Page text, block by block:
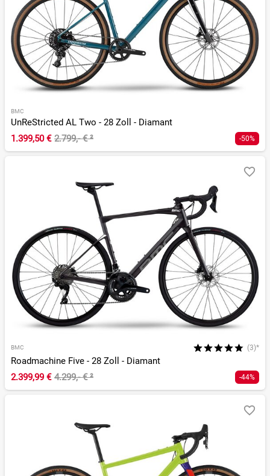
BMC
UnReStricted AL Two - 28 Zoll - Diamant
1.399,50 € 2.799,- €² -50%
BMC (3)*
Roadmachine Five - 28 Zoll - Diamant
2.399,99 € 4.299,- €² -44%